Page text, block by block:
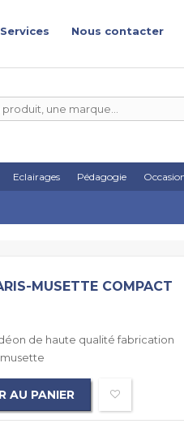
Services Nous contacter
Eclairages Pédagogie
MUSETTE COMPACT
de haute qualité fabrication
AU PANIER